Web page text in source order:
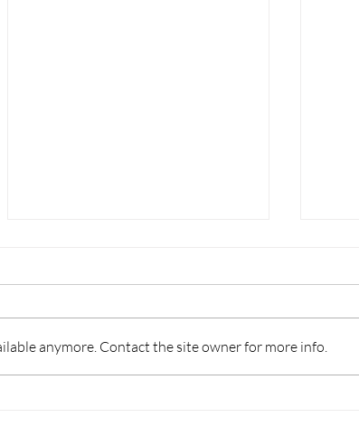
anymore. Contact the site owner for more info.